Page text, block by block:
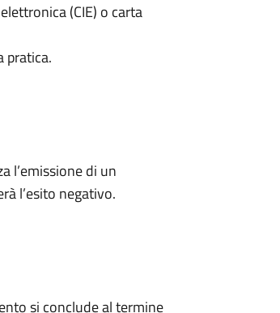
(CIE) o carta
pratica.
l’emissione di un
l’esito negativo.
si conclude al termine